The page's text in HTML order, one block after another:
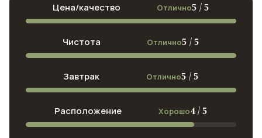
Цена/качество Отлично5 / 5
Чистота Отлично5 / 5
Завтрак Отлично5 / 5
Расположение Хорошо4 / 5